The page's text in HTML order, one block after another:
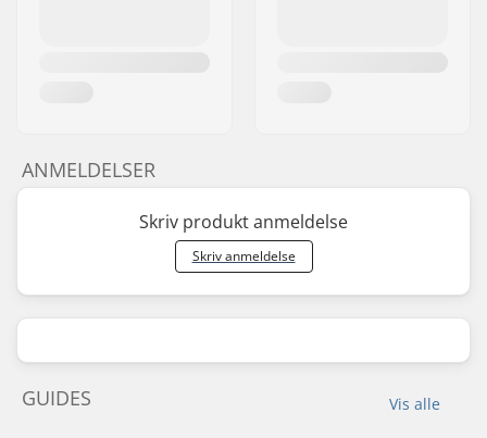
ANMELDELSER
Skriv produkt anmeldelse
Skriv anmeldelse
Vis alle
GUIDES